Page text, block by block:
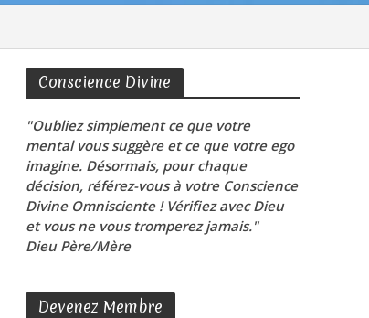
Conscience Divine
"Oubliez simplement ce que votre
mental vous suggère et ce que votre ego
imagine. Désormais, pour chaque
décision, référez-vous à votre Conscience
Divine Omnisciente ! Vérifiez avec Dieu
et vous ne vous tromperez jamais."
Dieu Père/Mère
Devenez Membre